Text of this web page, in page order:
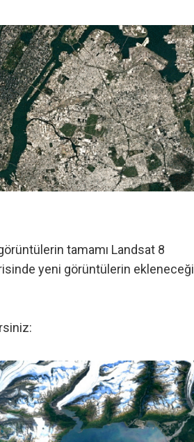
tamamı Landsat 8
yeni görüntülerin ekleneceği